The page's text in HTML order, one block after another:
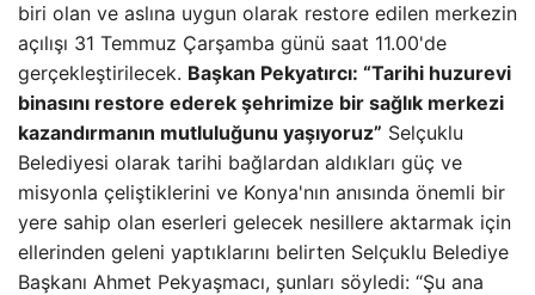
biri olan ve aslına uygun olarak restore edilen merkezin
açılışı 31 Temmuz Çarşamba günü saat 11.00'de
gerçekleştirilecek. Başkan Pekyatırcı: “Tarihi huzurevi
binasını restore ederek şehrimize bir sağlık merkezi
kazandırmanın mutluluğunu yaşıyoruz” Selçuklu
Belediyesi olarak tarihi bağlardan aldıkları güç ve
misyonla çeliştiklerini ve Konya'nın anısında önemli bir
yere sahip olan eserleri gelecek nesillere aktarmak için
ellerinden geleni yaptıklarını belirten Selçuklu Belediye
Başkanı Ahmet Pekyaşmacı, şunları söyledi: “Şu ana